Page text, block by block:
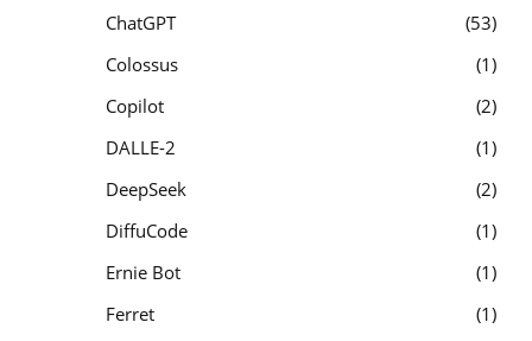
ChatGPT
53
Colossus
1
Copilot
2
DALLE-2
1
DeepSeek
2
DiffuCode
1
Ernie Bot
1
Ferret
1